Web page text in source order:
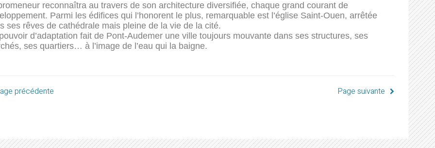
reconnaîtra au travers de son architecture diversifiée, chaque grand courant de
Parmi les édifices qui l’honorent le plus, remarquable est l’église Saint-Ouen, arrêtée
ses rêves de cathédrale mais pleine de la vie de la cité.
d’adaptation fait de Pont-Audemer une ville toujours mouvante dans ses structures, ses
ses quartiers… à l’image de l’eau qui la baigne.
précédente Page suivante